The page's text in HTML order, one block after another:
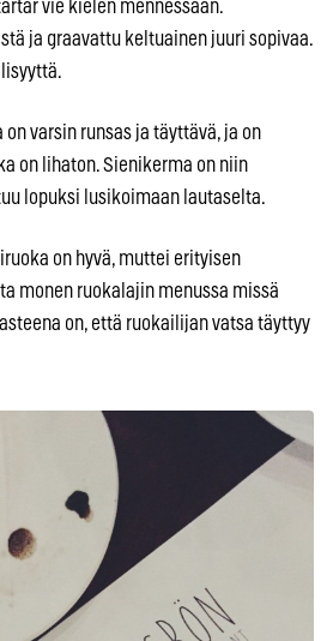
vie kielen mennessään.
ja graavattu keltuainen juuri sopivaa.
varsin runsas ja täyttävä, ja on
on lihaton. Sienikerma on niin
lopuksi lusikoimaan lautaselta.
on hyvä, muttei erityisen
monen ruokalajin menussa missä
on, että ruokailijan vatsa täyttyy